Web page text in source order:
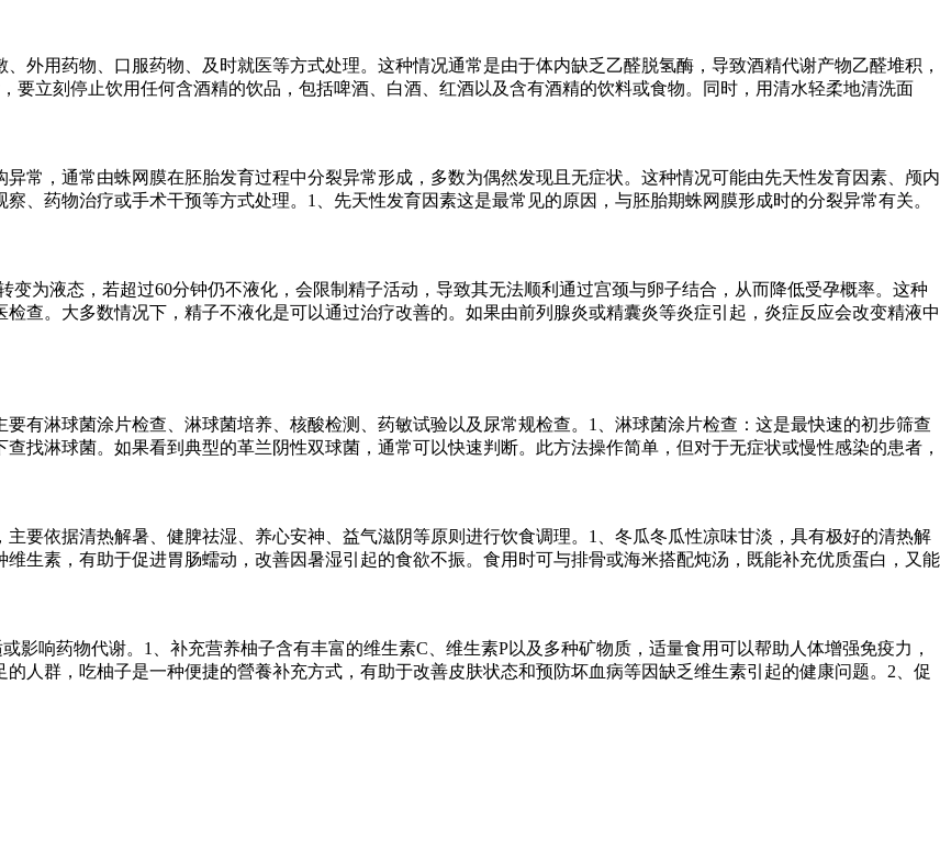
外用药物、口服药物、及时就医等方式处理。这种情况通常是由于体内缺乏乙醛脱氢酶，导致酒精代谢产物乙醛堆积，
要立刻停止饮用任何含酒精的饮品，包括啤酒、白酒、红酒以及含有酒精的饮料或食物。同时，用清水轻柔地清洗面
常，通常由蛛网膜在胚胎发育过程中分裂异常形成，多数为偶然发现且无症状。这种情况可能由先天性发育因素、颅内
、药物治疗或手术干预等方式处理。1、先天性发育因素这是最常见的原因，与胚胎期蛛网膜形成时的分裂异常有关。
为液态，若超过60分钟仍不液化，会限制精子活动，导致其无法顺利通过宫颈与卵子结合，从而降低受孕概率。这种
查。大多数情况下，精子不液化是可以通过治疗改善的。如果由前列腺炎或精囊炎等炎症引起，炎症反应会改变精液中
有淋球菌涂片检查、淋球菌培养、核酸检测、药敏试验以及尿常规检查。1、淋球菌涂片检查：这是最快速的初步筛查
找淋球菌。如果看到典型的革兰阴性双球菌，通常可以快速判断。此方法操作简单，但对于无症状或慢性感染的患者，
要依据清热解暑、健脾祛湿、养心安神、益气滋阴等原则进行饮食调理。1、冬瓜冬瓜性凉味甘淡，具有极好的清热解
生素，有助于促进胃肠蠕动，改善因暑湿引起的食欲不振。食用时可与排骨或海米搭配炖汤，既能补充优质蛋白，又能
影响药物代谢。1、补充营养柚子含有丰富的维生素C、维生素P以及多种矿物质，适量食用可以帮助人体增强免疫力，
人群，吃柚子是一种便捷的營養补充方式，有助于改善皮肤状态和预防坏血病等因缺乏维生素引起的健康问题。2、促